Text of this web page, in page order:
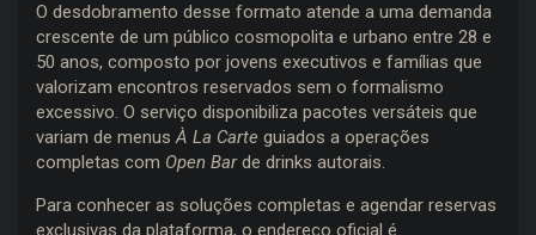
O desdobramento desse formato atende a uma demanda
crescente de um público cosmopolita e urbano entre 28 e
50 anos, composto por jovens executivos e famílias que
valorizam encontros reservados sem o formalismo
excessivo. O serviço disponibiliza pacotes versáteis que
variam de menusÀ La Carte guiados a operações
completas com Open Barde drinks autorais.
Para conhecer as soluções completas e agendar reservas
exclusivas da plataforma, o endereço oficial é